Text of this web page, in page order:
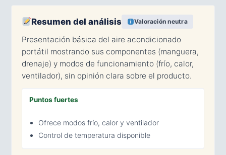
Resumen del análisis Valoración neutra
Presentación básica del aire acondicionado
portátil mostrando sus componentes (manguera,
drenaje) y modos de funcionamiento (frío, calor,
ventilador), sin opinión clara sobre el producto.
Puntos fuertes
Ofrece modos frío, calor y ventilador
Control de temperatura disponible